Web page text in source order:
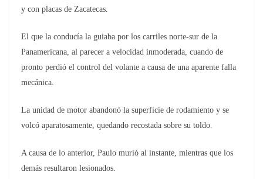
y con placas de Zacatecas.
El que la conducía la guiaba por los carriles norte-sur de la
Panamericana, al parecer a velocidad inmoderada, cuando de
pronto perdió el control del volante a causa de una aparente falla
mecánica.
La unidad de motor abandonó la superficie de rodamiento y se
volcó aparatosamente, quedando recostada sobre su toldo.
A causa de lo anterior, Paulo murió al instante, mientras que los
demás resultaron lesionados.